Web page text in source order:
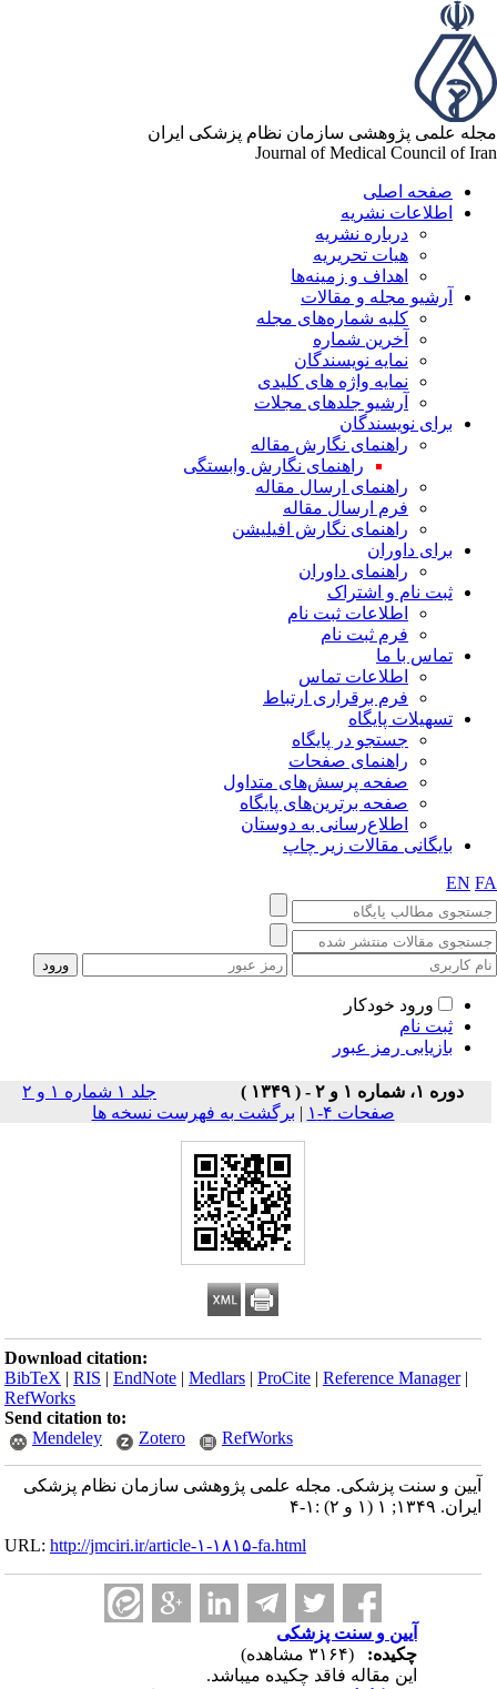
علمی پژوهشی سازمان نظام پزشکی ایران
Journal of Medical Council of
صفحه اصلی
اطلاعات نشریه
درباره نشریه
هیات تحریریه
اهداف و زمینه‌ها
آرشیو مجله و مقالات
کلیه شماره‌های مجله
آخرین شماره
نمایه نویسندگان
نمایه واژه های کلیدی
آرشیو جلدهای مجلات
برای نویسندگان
راهنمای نگارش مقاله
راهنمای نگارش وابستگی
راهنمای ارسال مقاله
فرم ارسال مقاله
راهنمای نگارش افیلیشن
برای داوران
راهنمای داوران
ثبت نام و اشتراک
اطلاعات ثبت نام
فرم ثبت نام
تماس با ما
اطلاعات تماس
فرم برقراری ارتباط
تسهیلات پایگاه
جستجو در پایگاه
راهنمای صفحات
صفحه پرسش‌های متداول
صفحه برترین‌های پایگاه
اطلاع‌رسانی به دوستان
بایگانی مقالات زیر چاپ
EN
ورود خودکار
ثبت نام
بازیابی رمز عبور
دوره ۱، شماره ۱ و ۲ - ( ۱۳۴۹ )
جلد ۱ شماره ۱ و ۲
صفحات ۴-۱
| برگشت به فهرست نسخه ها
Download citation:
BibTeX |RIS |EndNote |Medlars |ProCite |Reference Manager
RefWorks
Send citation to:
Mendeley
Zotero RefWorks
آیین و سنت پزشکی. مجله علمی پژوهشی سازمان نظام پزشکی
ایران. ۱۳۴۹; ۱ (۱ و ۲) :۱-۴
URL:http://jmciri.ir/article-۱-۱۸۱۵-fa.html
آیین و سنت پزشکی
چکیده:
این مقاله فاقد چکیده می​باشد.